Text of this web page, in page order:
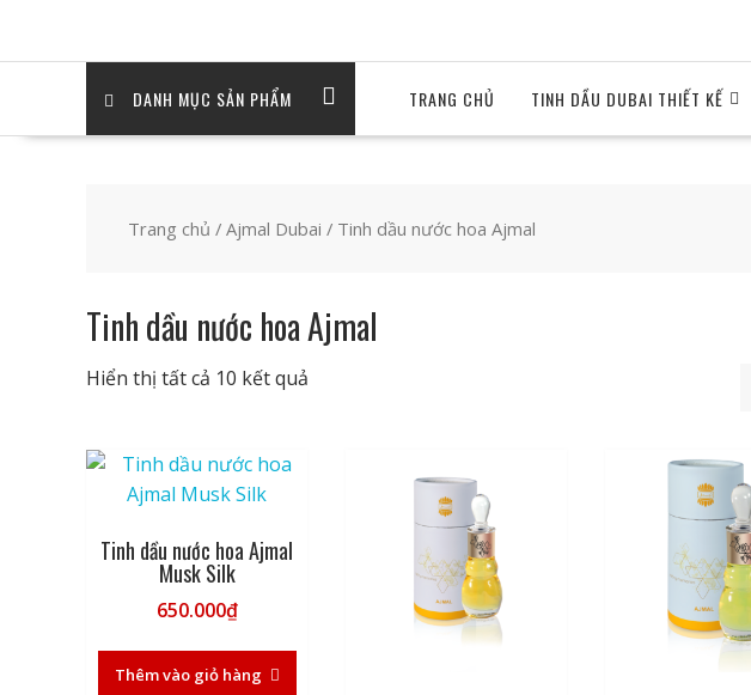
DANH MỤC SẢN PHẨM TRANG CHỦ TINH DẦU DUBAI THIẾT KẾ
Trang chủ / Ajmal Dubai / Tinh dầu nước hoa Ajmal
Tinh dầu nước hoa Ajmal
Hiển thị tất cả 10 kết quả
Tinh dầu nước hoa Ajmal
Musk Silk
650.000₫
Thêm vào giỏ hàng